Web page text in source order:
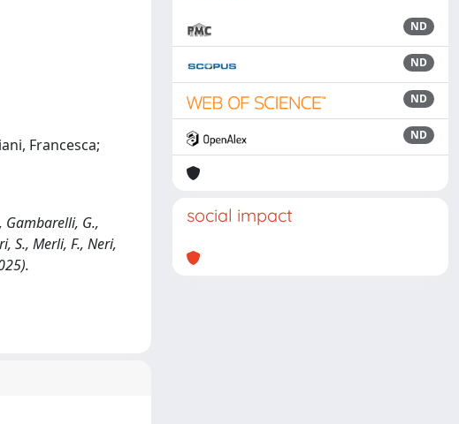
Francesca;
Gambarelli, G.,
S., Merli, F., Neri,
ND
ND
ND
ND
social impact